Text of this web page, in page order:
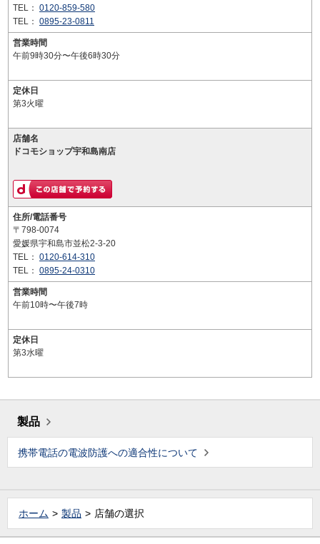
TEL： 0120-859-580
TEL： 0895-23-0811
営業時間
午前9時30分〜午後6時30分
定休日
第3火曜
店舗名
ドコモショップ宇和島南店
住所/電話番号
〒798-0074
愛媛県宇和島市並松2-3-20
TEL： 0120-614-310
TEL： 0895-24-0310
営業時間
午前10時〜午後7時
定休日
第3水曜
製品
携帯電話の電波防護への適合性について
ホーム 製品 店舗の選択